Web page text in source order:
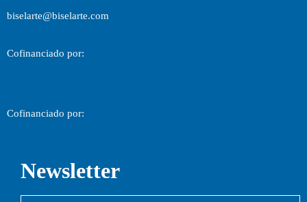
biselarte@biselarte.com
Cofinanciado por:
Cofinanciado por:
Newsletter